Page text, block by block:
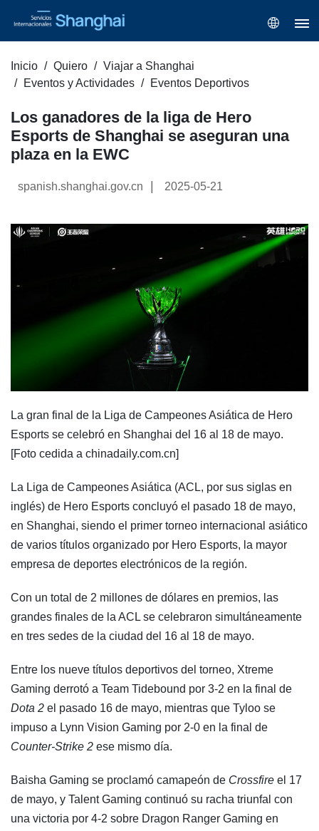
Inicio Quiero
Viajar a Shanghai
Eventos y Actividades
Eventos Deportivos
Los ganadores de la liga de Hero
Esports de Shanghai se aseguran una
plaza en la EWC
spanish.shanghai.gov.cn 2025-05-21
La gran final de la Liga de Campeones Asiática de Hero
Esports se celebró en Shanghai del 16 al 18 de mayo.
[Foto cedida a chinadaily.com.cn]
La Liga de Campeones Asiática (ACL, por sus siglas en
inglés) de Hero Esports concluyó el pasado 18 de mayo,
en Shanghai, siendo el primer torneo internacional asiático
de varios títulos organizado por Hero Esports, la mayor
empresa de deportes electrónicos de la región.
Con un total de 2 millones de dólares en premios, las
grandes finales de la ACL se celebraron simultáneamente
en tres sedes de la ciudad del 16 al 18 de mayo.
Entre los nueve títulos deportivos del torneo, Xtreme
Gaming derrotó a Team Tidebound por 3-2 en la final de
Dota 2 el pasado 16 de mayo, mientras que Tyloo se
impuso a Lynn Vision Gaming por 2-0 en la final de
Counter-Strike 2 ese mismo día.
Baisha Gaming se proclamó camapeón de Crossfire el 17
de mayo, y Talent Gaming continuó su racha triunfal con
una victoria por 4-2 sobre Dragon Ranger Gaming en